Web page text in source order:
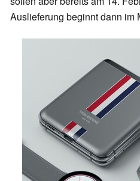
Auslieferung beginnt dann im